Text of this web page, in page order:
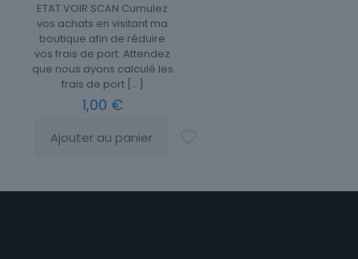
ETAT VOIR SCAN Cumulez
vos achats en visitant ma
boutique afin de réduire
vos frais de port. Attendez
que nous ayons calculé les
frais de port[…]
1,00 €
Ajouter au panier